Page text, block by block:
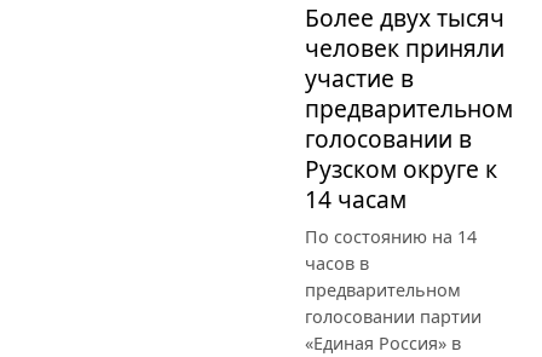
Более двух тысяч
человек приняли
участие в
предварительном
голосовании в
Рузском округе к
14 часам
По состоянию на 14
часов в
предварительном
голосовании партии
«Единая Россия» в